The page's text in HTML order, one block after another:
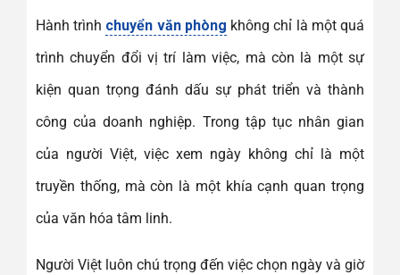
Hành trình chuyển văn phòng không chỉ là một quá
trình chuyển đổi vị trí làm việc, mà còn là một sự
kiện quan trọng đánh dấu sự phát triển và thành
công của doanh nghiệp. Trong tập tục nhân gian
của người Việt, việc xem ngày không chỉ là một
truyền thống, mà còn là một khía cạnh quan trọng
của văn hóa tâm linh.
Người Việt luôn chú trọng đến việc chọn ngày và giờ